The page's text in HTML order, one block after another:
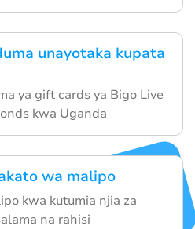
unayotaka kupata
ya gift cards ya Bigo Live
kwa Uganda
wa malipo
kwa kutumia njia za
na rahisi